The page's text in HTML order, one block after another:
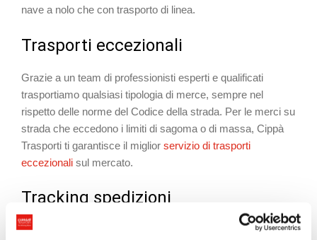
nave a nolo che con trasporto di linea.
Trasporti eccezionali
Grazie a un team di professionisti esperti e qualificati
trasportiamo qualsiasi tipologia di merce, sempre nel
rispetto delle norme del Codice della strada. Per le merci su
strada che eccedono i limiti di sagoma o di massa, Cippà
Trasporti ti garantisce il miglior servizio di trasporti
eccezionali sul mercato.
Tracking spedizioni
Con il
sei costantemente aggiornato